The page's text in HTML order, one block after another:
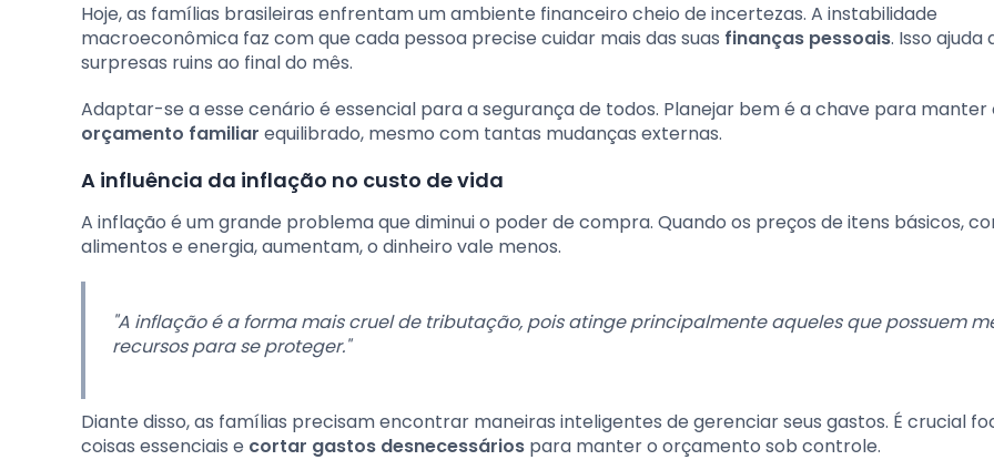
Hoje, as famílias brasileiras enfrentam um ambiente financeiro cheio de incertezas. A instabilidade
macroeconômica faz com que cada pessoa precise cuidar mais das suas finanças pessoais. Isso ajuda
surpresas ruins ao final do mês.
Adaptar-se a esse cenário é essencial para a segurança de todos. Planejar bem é a chave para manter
orçamento familiar equilibrado, mesmo com tantas mudanças externas.
A influência da inflação no custo de vida
A inflação é um grande problema que diminui o poder de compra. Quando os preços de itens básicos,
alimentos e energia, aumentam, o dinheiro vale menos.
"A inflação é a forma mais cruel de tributação, pois atinge principalmente aqueles que possuem
recursos para se proteger."
Diante disso, as famílias precisam encontrar maneiras inteligentes de gerenciar seus gastos. É crucial
coisas essenciais e cortar gastos desnecessários para manter o orçamento sob controle.